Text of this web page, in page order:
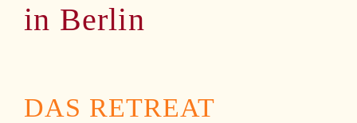
in Berlin
DAS RETREAT